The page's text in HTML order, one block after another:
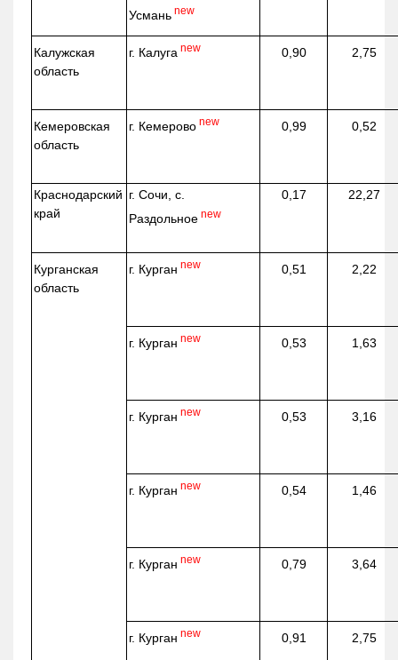
Усмань new
Калужская
область
г. Калуга new 0,90 2,75
Кемеровская
область
г. Кемерово new 0,99 0,52
Краснодарский
край
г. Сочи, с.
Раздольное new
0,17 22,27
Курганская
область
г. Курган new 0,51 2,22
г. Курган new 0,53 1,63
г. Курган new 0,53 3,16
г. Курган new 0,54 1,46
г. Курган new 0,79 3,64
г. Курган new 0,91 2,75